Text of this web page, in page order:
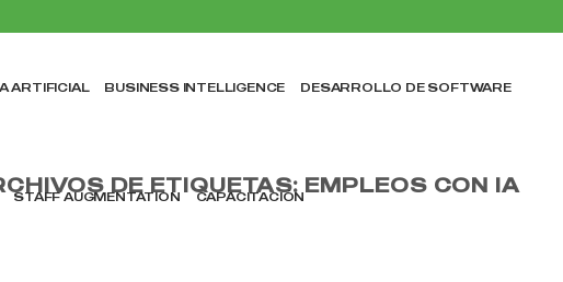
ARTIFICIAL BUSINESS INTELLIGENCE DESARROLLO DE SOFTWARE
STAFF AUGMENTATION CAPACITACIÓN
DE ETIQUETAS: EMPLEOS CON IA